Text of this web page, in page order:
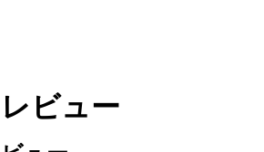
レビュー